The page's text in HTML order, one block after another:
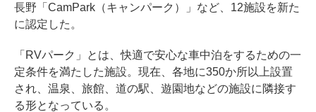
長野「CamPark（キャンパーク）」など、12施設を新た
に認定した。
「RVパーク」とは、快適で安心な車中泊をするための一
定条件を満たした施設。現在、各地に350か所以上設置
され、温泉、旅館、道の駅、遊園地などの施設に隣接す
る形となっている。